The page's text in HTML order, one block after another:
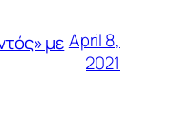
με April 8,
2021